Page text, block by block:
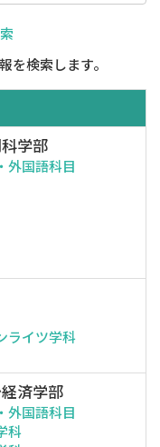
を検索します。
学部
外国語科目
ライツ学科
済学部
外国語科目
科